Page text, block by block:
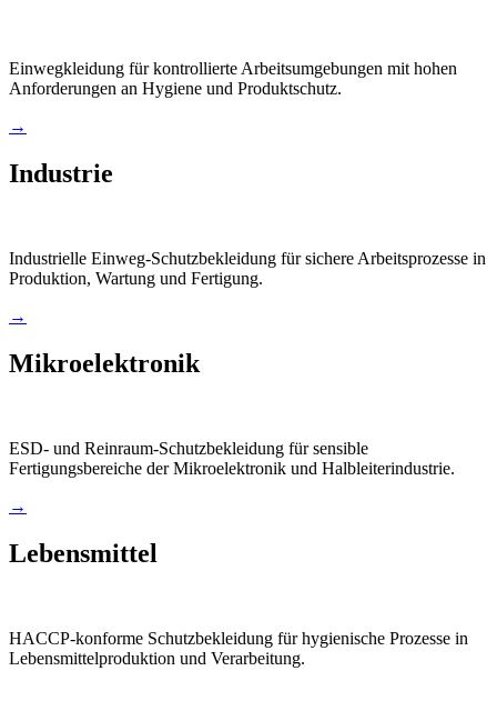
Einwegkleidung für kontrollierte Arbeitsumgebungen mit hohen
Anforderungen an Hygiene und Produktschutz.
→
Industrie
Industrielle Einweg-Schutzbekleidung für sichere Arbeitsprozesse in
Produktion, Wartung und Fertigung.
→
Mikroelektronik
ESD- und Reinraum-Schutzbekleidung für sensible
Fertigungsbereiche der Mikroelektronik und Halbleiterindustrie.
→
Lebensmittel
HACCP-konforme Schutzbekleidung für hygienische Prozesse in
Lebensmittelproduktion und Verarbeitung.